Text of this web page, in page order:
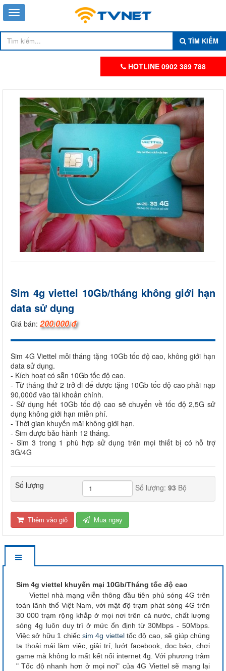
TÌM KIẾM
HOTLINE 0902 389 788
Sim 4g viettel 10Gb/tháng không giới hạn
data sử dụng
Giá bán: 200.000 đ
Sim 4G Viettel mỗi tháng tặng 10Gb tốc độ cao, không giới hạn
data sử dụng.
- Kích hoạt có sẵn 10Gb tốc độ cao.
- Từ tháng thứ 2 trở đi để được tặng 10Gb tốc độ cao phải nạp
90,000đ vào tài khoản chính.
- Sử dụng hết 10Gb tốc độ cao sẽ chuyển về tốc độ 2,5G sử
dụng không giới hạn miễn phí.
- Thời gian khuyến mãi không giới hạn.
- Sim được bảo hành 12 tháng.
- Sim 3 trong 1 phù hợp sử dụng trên mọi thiết bị có hỗ trợ
3G/4G
Số lượng Số lượng: 93 Bộ
Thêm vào giỏ Mua ngay
Sim 4g viettel khuyến mại 10Gb/Tháng tốc độ cao
Viettel nhà mạng viễn thông đầu tiên phủ sóng 4G trên
toàn lãnh thổ Việt Nam, với mật độ trạm phát sóng 4G trên
30 000 trạm rộng khắp ở mọi nơi trên cả nước, chất lượng
sóng 4g luôn duy trì ở mức ổn định từ 30Mbps - 50Mbps.
Việc sở hữu 1 chiếc sim 4g vietteltốc độ cao, sẽ giúp chúng
ta thoải mái làm việc, giải trí, lướt facebook, đọc báo, chơi
game mà không lo mất kết nối internet 4g. Với phương trâm
" Tốc độ nhanh hơn ở mọi nơi" của 4G Viettel sẽ mạng lại